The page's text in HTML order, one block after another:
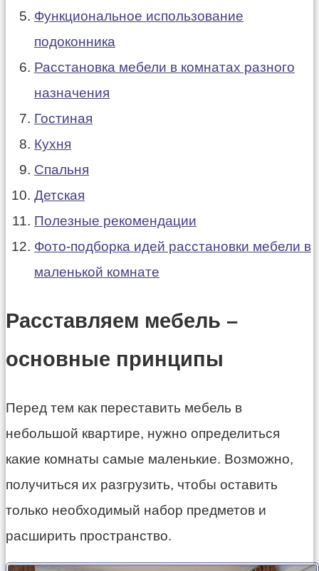
Функциональное использование
подоконника
Расстановка мебели в комнатах разного
назначения
Гостиная
Кухня
Спальня
Детская
Полезные рекомендации
Фото-подборка идей расстановки мебели в
маленькой комнате
Расставляем мебель –
основные принципы
Перед тем как переставить мебель в
небольшой квартире, нужно определиться
какие комнаты самые маленькие. Возможно,
получиться их разгрузить, чтобы оставить
только необходимый набор предметов и
расширить пространство.